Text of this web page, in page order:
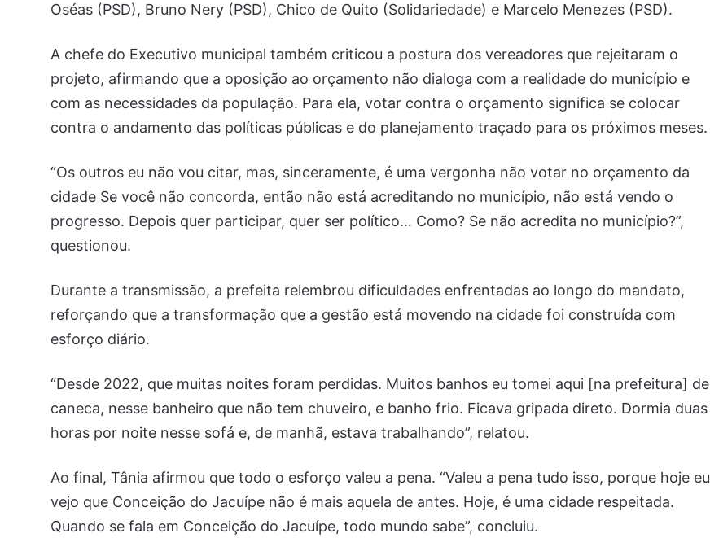
Oséas (PSD), Bruno Nery (PSD), Chico de Quito (Solidariedade) e Marcelo Menezes (PSD).
A chefe do Executivo municipal também criticou a postura dos vereadores que rejeitaram o
projeto, afirmando que a oposição ao orçamento não dialoga com a realidade do município e
com as necessidades da população. Para ela, votar contra o orçamento significa se colocar
contra o andamento das políticas públicas e do planejamento traçado para os próximos meses.
“Os outros eu não vou citar, mas, sinceramente, é uma vergonha não votar no orçamento da
cidade Se você não concorda, então não está acreditando no município, não está vendo o
progresso. Depois quer participar, quer ser político… Como? Se não acredita no município?”,
questionou.
Durante a transmissão, a prefeita relembrou dificuldades enfrentadas ao longo do mandato,
reforçando que a transformação que a gestão está movendo na cidade foi construída com
esforço diário.
“Desde 2022, que muitas noites foram perdidas. Muitos banhos eu tomei aqui [na prefeitura] de
caneca, nesse banheiro que não tem chuveiro, e banho frio. Ficava gripada direto. Dormia duas
horas por noite nesse sofá e, de manhã, estava trabalhando”, relatou.
Ao final, Tânia afirmou que todo o esforço valeu a pena. “Valeu a pena tudo isso, porque hoje eu
vejo que Conceição do Jacuípe não é mais aquela de antes. Hoje, é uma cidade respeitada.
Quando se fala em Conceição do Jacuípe, todo mundo sabe”, concluiu.